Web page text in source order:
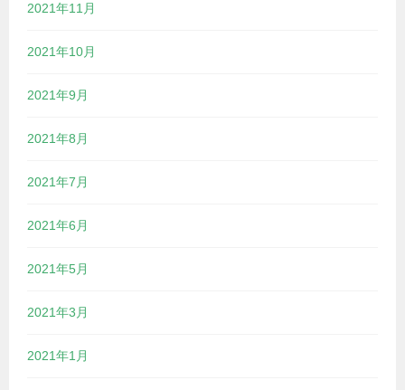
2021年11月
2021年10月
2021年9月
2021年8月
2021年7月
2021年6月
2021年5月
2021年3月
2021年1月